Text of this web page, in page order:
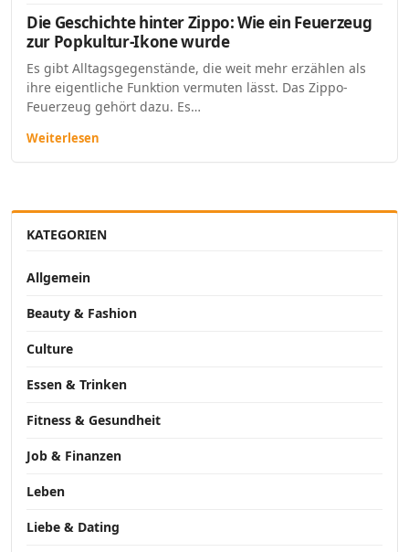
Die Geschichte hinter Zippo: Wie ein Feuerzeug
zur Popkultur-Ikone wurde
Es gibt Alltagsgegenstände, die weit mehr erzählen als
ihre eigentliche Funktion vermuten lässt. Das Zippo-
Feuerzeug gehört dazu. Es…
Weiterlesen
KATEGORIEN
Allgemein
Beauty & Fashion
Culture
Essen & Trinken
Fitness & Gesundheit
Job & Finanzen
Leben
Liebe & Dating